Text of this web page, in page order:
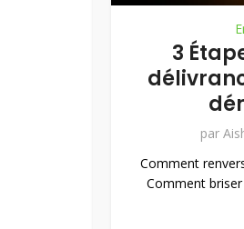
3
par
Comment
Comment